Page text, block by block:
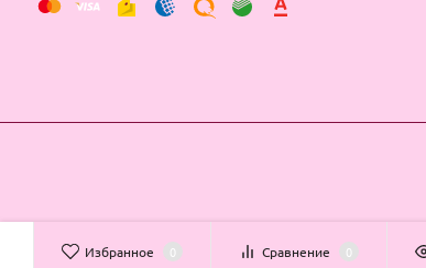
Избранное 0 Сравнение 0